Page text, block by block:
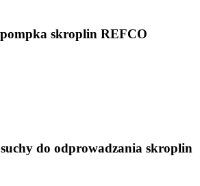
skroplin REFCO
do odprowadzania skroplin